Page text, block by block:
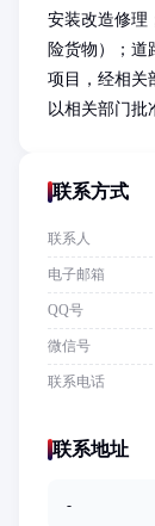
安装改造修理
险货物）；道
项目，经相关
以相关部门批
联系方式
联系人
电子邮箱
QQ号
微信号
联系电话
联系地址
-